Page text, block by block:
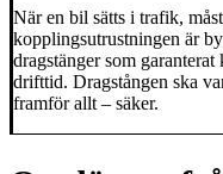
När en bil sätts i trafik,
kopplingsutrustningen är
dragstänger som
drifttid. Dragstången ska
framför allt – säker.